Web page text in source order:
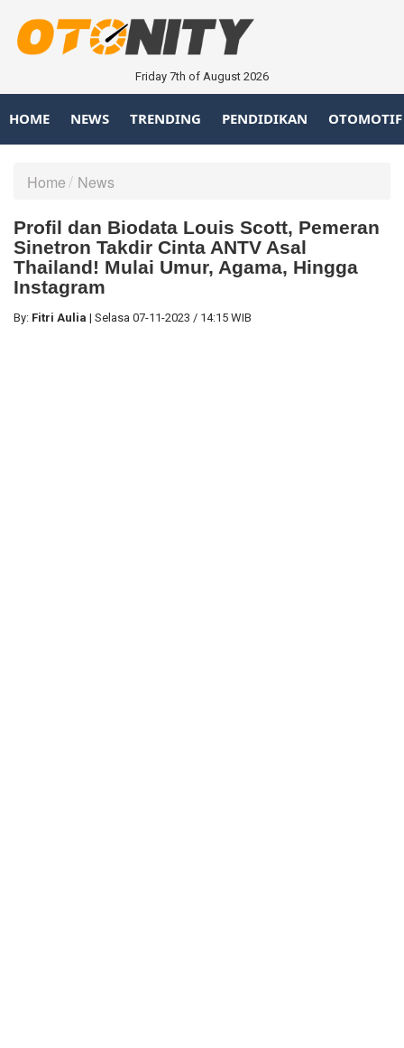
Friday 7th of August 2026
HOME NEWS TRENDING PENDIDIKAN OTOMOTIF
Home News
Profil dan Biodata Louis Scott, Pemeran
Sinetron Takdir Cinta ANTV Asal
Thailand! Mulai Umur, Agama, Hingga
Instagram
By: Fitri Aulia | Selasa 07-11-2023 / 14:15 WIB